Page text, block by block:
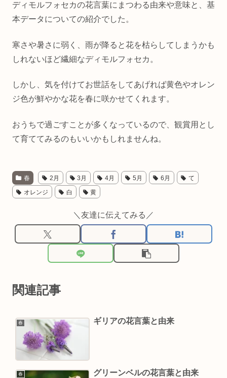
ディモルフォセカの花言葉にまつわる由来や意味と、基
本データについての紹介でした。
寒さや暑さに弱く、雨が降ると花を枯らしてしまうかも
しれないほど繊細なディモルフォセカ。
しかし、気を付けてお世話をしてあげれば黄色やオレン
ジ色が鮮やかな花を春に咲かせてくれます。
おうちで過ごすことが多くなっているので、観賞用とし
て育ててみるのもいいかもしれませんね。
春 2月 3月 4月 5月 6月 て
オレンジ 白 黄
＼友達に伝えてみる／
関連記事
春 ギリアの花言葉と由来
春 グリーンベルの花言葉と由来